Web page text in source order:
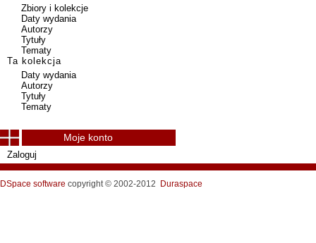
Zbiory i kolekcje
Daty wydania
Autorzy
Tytuły
Tematy
Ta kolekcja
Daty wydania
Autorzy
Tytuły
Tematy
Moje konto
Zaloguj
DSpace software copyright © 2002-2012 Duraspace